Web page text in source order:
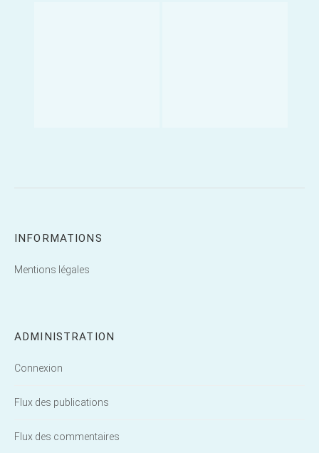
INFORMATIONS
Mentions légales
ADMINISTRATION
Connexion
Flux des publications
Flux des commentaires